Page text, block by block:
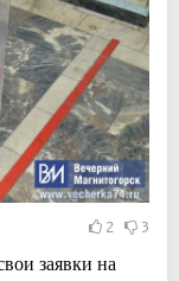
2 3
заявки на